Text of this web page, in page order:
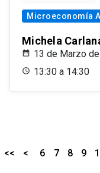
Microeconomía
Michela
13 de Marzo
13:30 a 14:30
<< < 6 7 8 9